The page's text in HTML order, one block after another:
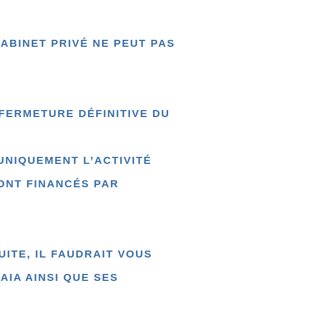
PRIVÉ NE PEUT PAS
DÉFINITIVE DU
L’ACTIVITÉ
FINANCÉS PAR
IL FAUDRAIT VOUS
AINSI QUE SES